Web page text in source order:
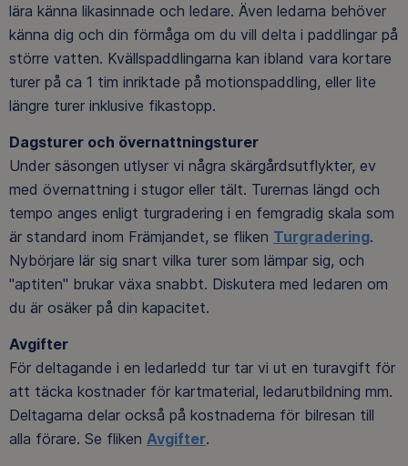
lära känna likasinnade och ledare. Även ledarna behöver
känna dig och din förmåga om du vill delta i paddlingar på
större vatten. Kvällspaddlingarna kan ibland vara kortare
turer på ca 1 tim inriktade på motionspaddling, eller lite
längre turer inklusive fikastopp.
Dagsturer och övernattningsturer
Under säsongen utlyser vi några skärgårdsutflykter, ev
med övernattning i stugor eller tält. Turernas längd och
tempo anges enligt turgradering i en femgradig skala som
är standard inom Främjandet, se fliken Turgradering.
Nybörjare lär sig snart vilka turer som lämpar sig, och
"aptiten" brukar växa snabbt. Diskutera med ledaren om
du är osäker på din kapacitet.
Avgifter
För deltagande i en ledarledd tur tar vi ut en turavgift för
att täcka kostnader för kartmaterial, ledarutbildning mm.
Deltagarna delar också på kostnaderna för bilresan till
alla förare. Se fliken Avgifter.